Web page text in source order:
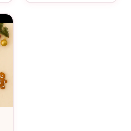
photos de Noël, marchés de Noël,
pour partager l’esprit des
à savoir
tailles
? Découvrez notre
ce tee-shirt garde son
pour vous accompagner lors